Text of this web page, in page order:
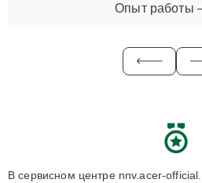
Опыт работы
В сервисном центре nnv.acer-